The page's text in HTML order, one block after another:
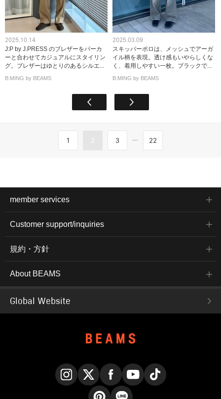
2025.10.14
J:P by J.PRESS のブレザーをパーカ
ーと合わせてカジュアルにスタイリン
グ。ブレザーはゆとりのあるシルエ...
B:MING by BEAMS
2025.03.09
スキッパーポロは、メッシュでアーガ
イル柄を表現。透け感もいやらしくな
く、着用しやすい一枚。ブラックで...
B:MING by BEAMS
1 2 3 ... 22
member services
Customer support/inquiries
規約・方針
About BEAMS
Global Website